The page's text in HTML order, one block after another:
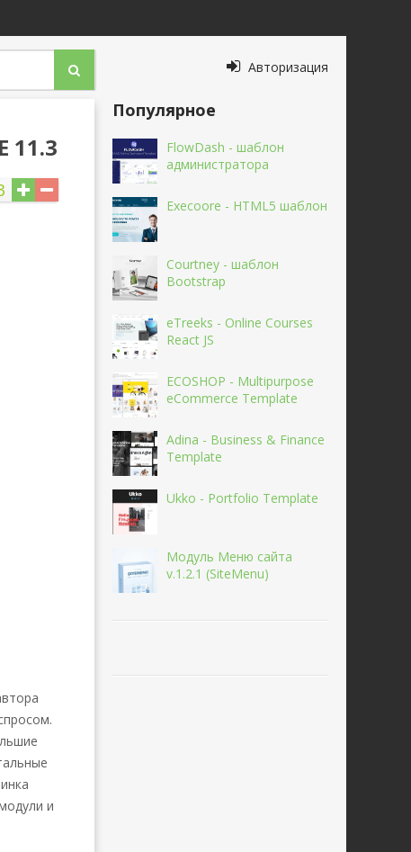
Авторизация
11.3
и
Популярное
FlowDash - шаблон
администратора
Execoore - HTML5 шаблон
Courtney - шаблон
Bootstrap
eTreeks - Online Courses
React JS
ECOSHOP - Multipurpose
eCommerce Template
Adina - Business & Finance
Template
Ukko - Portfolio Template
Модуль Меню сайта
v.1.2.1 (SiteMenu)